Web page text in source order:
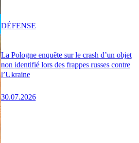
La Pologne enquête sur le crash d’un objet
non identifié lors des frappes russes contre
l’Ukraine
30.07.2026
DÉFENSE